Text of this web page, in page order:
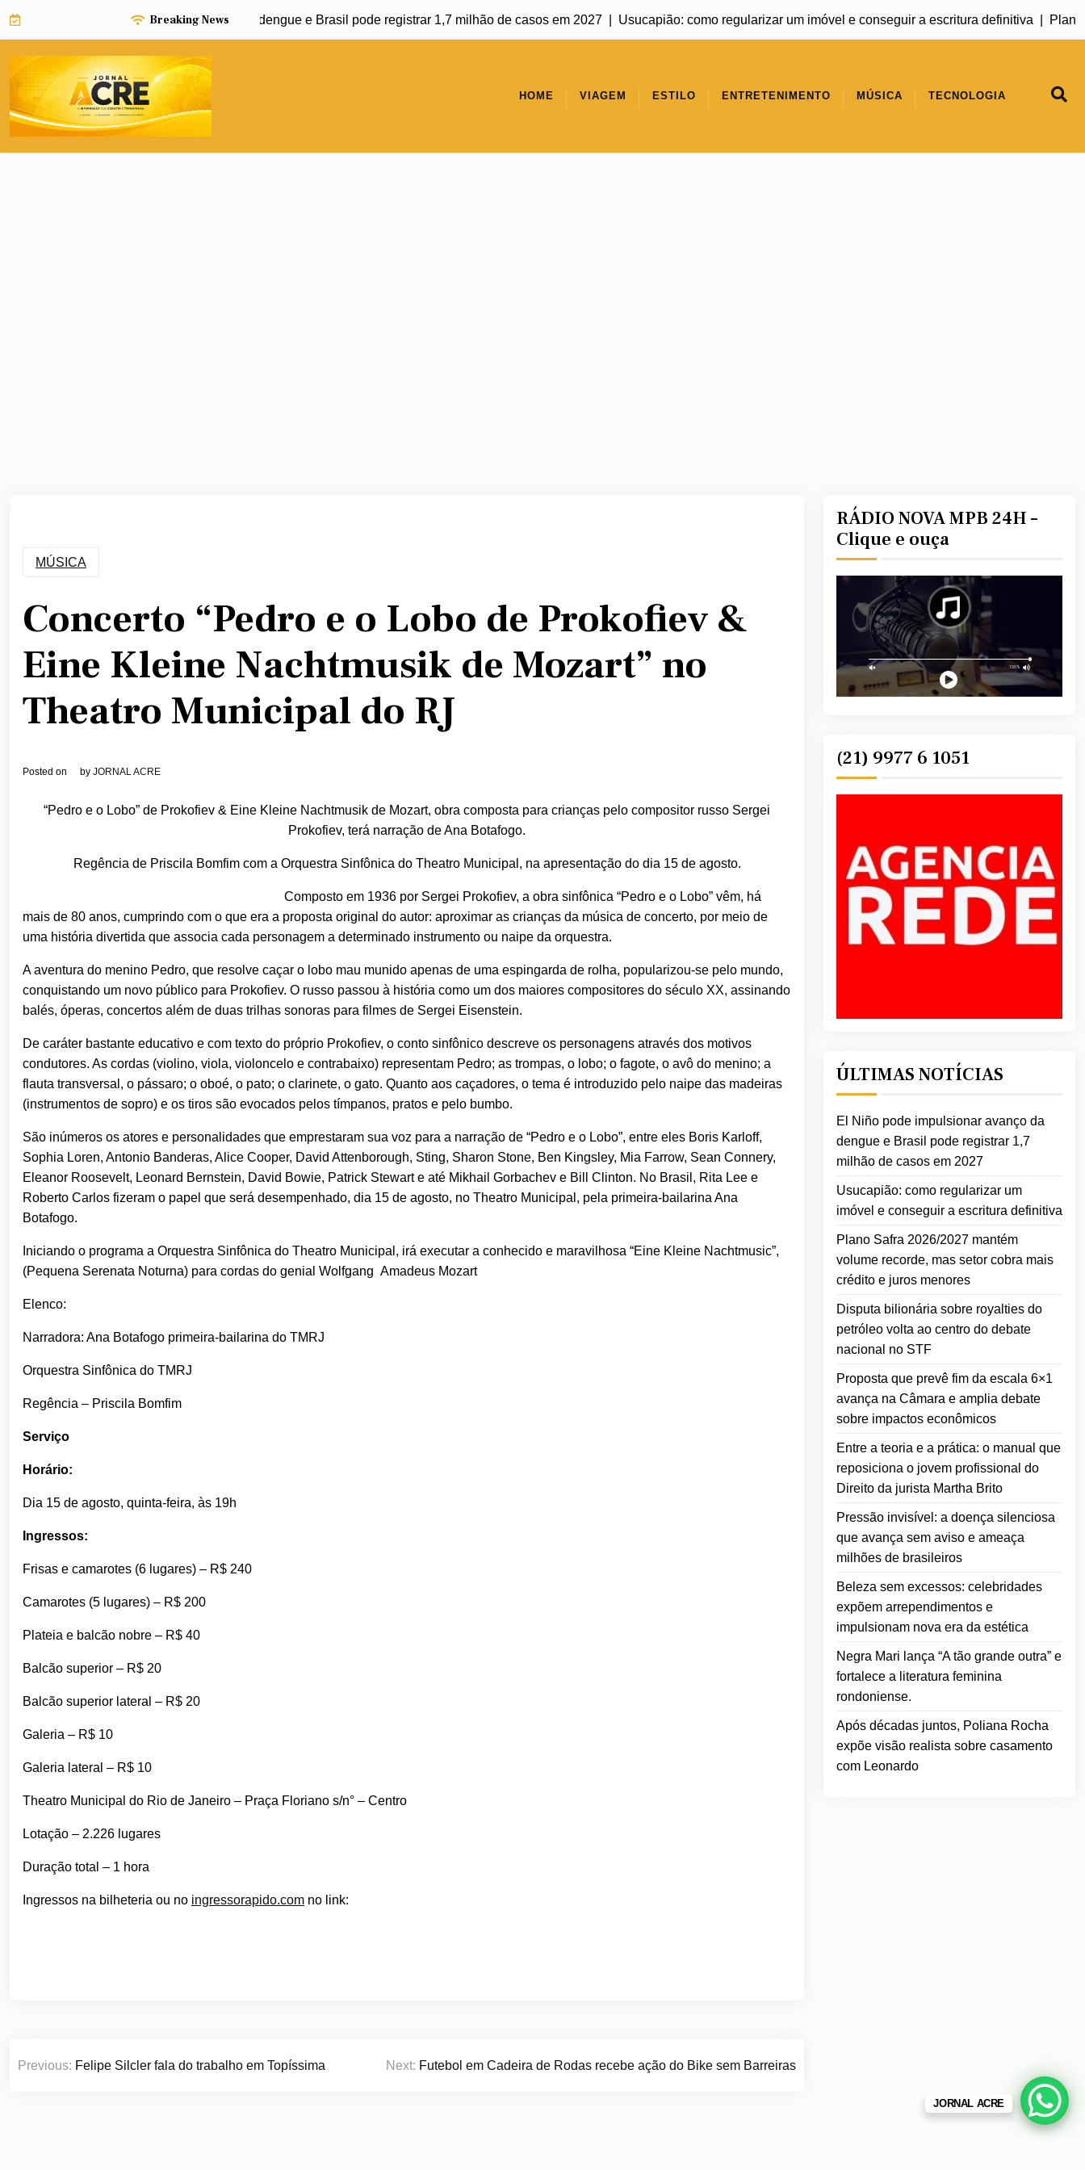
Breaking News
El Niño pode impulsionar avanço da dengue e Brasil pode registrar 1,7 milhão de casos em 2027 |Usucapião: como regularizar um imóvel e conseguir a escritura definitiva |Plano
HOME VIAGEM ESTILO ENTRETENIMENTO MÚSICA TECNOLOGIA
MÚSICA
Concerto “Pedro e o Lobo de Prokofiev &
Eine Kleine Nachtmusik de Mozart” no
Theatro Municipal do RJ
Posted on by JORNAL ACRE
“Pedro e o Lobo” de Prokofiev & Eine Kleine Nachtmusik de Mozart, obra composta para crianças pelo compositor russo Sergei
Prokofiev, terá narração de Ana Botafogo.
Regência de Priscila Bomfim com a Orquestra Sinfônica do Theatro Municipal, na apresentação do dia 15 de agosto.
Composto em 1936 por Sergei Prokofiev, a obra sinfônica “Pedro e o Lobo” vêm, há
mais de 80 anos, cumprindo com o que era a proposta original do autor: aproximar as crianças da música de concerto, por meio de
uma história divertida que associa cada personagem a determinado instrumento ou naipe da orquestra.
A aventura do menino Pedro, que resolve caçar o lobo mau munido apenas de uma espingarda de rolha, popularizou-se pelo mundo,
conquistando um novo público para Prokofiev. O russo passou à história como um dos maiores compositores do século XX, assinando
balés, óperas, concertos além de duas trilhas sonoras para filmes de Sergei Eisenstein.
De caráter bastante educativo e com texto do próprio Prokofiev, o conto sinfônico descreve os personagens através dos motivos
condutores. As cordas (violino, viola, violoncelo e contrabaixo) representam Pedro; as trompas, o lobo; o fagote, o avô do menino; a
flauta transversal, o pássaro; o oboé, o pato; o clarinete, o gato. Quanto aos caçadores, o tema é introduzido pelo naipe das madeiras
(instrumentos de sopro) e os tiros são evocados pelos tímpanos, pratos e pelo bumbo.
São inúmeros os atores e personalidades que emprestaram sua voz para a narração de “Pedro e o Lobo”, entre eles Boris Karloff,
Sophia Loren, Antonio Banderas, Alice Cooper, David Attenborough, Sting, Sharon Stone, Ben Kingsley, Mia Farrow, Sean Connery,
Eleanor Roosevelt, Leonard Bernstein, David Bowie, Patrick Stewart e até Mikhail Gorbachev e Bill Clinton. No Brasil, Rita Lee e
Roberto Carlos fizeram o papel que será desempenhado, dia 15 de agosto, no Theatro Municipal, pela primeira-bailarina Ana
Botafogo.
Iniciando o programa a Orquestra Sinfônica do Theatro Municipal, irá executar a conhecido e maravilhosa “Eine Kleine Nachtmusic”,
(Pequena Serenata Noturna) para cordas do genial Wolfgang Amadeus Mozart
Elenco:
Narradora: Ana Botafogo primeira-bailarina do TMRJ
Orquestra Sinfônica do TMRJ
Regência – Priscila Bomfim
Serviço
Horário:
Dia 15 de agosto, quinta-feira, às 19h
Ingressos:
Frisas e camarotes (6 lugares) – R$ 240
Camarotes (5 lugares) – R$ 200
Plateia e balcão nobre – R$ 40
Balcão superior – R$ 20
Balcão superior lateral – R$ 20
Galeria – R$ 10
Galeria lateral – R$ 10
Theatro Municipal do Rio de Janeiro – Praça Floriano s/n° – Centro
Lotação – 2.226 lugares
Duração total – 1 hora
Ingressos na bilheteria ou no ingressorapido.com no link:
de
Previous: Felipe Silcler fala do trabalho em Topíssima Next: Futebol em Cadeira de Rodas recebe ação do Bike sem Barreiras
RÁDIO NOVA MPB 24H –
Clique e ouça
(21) 9977 6 1051
ÚLTIMAS NOTÍCIAS
El Niño pode impulsionar avanço da
dengue e Brasil pode registrar 1,7
milhão de casos em 2027
Usucapião: como regularizar um
imóvel e conseguir a escritura definitiva
Plano Safra 2026/2027 mantém
volume recorde, mas setor cobra mais
crédito e juros menores
Disputa bilionária sobre royalties do
petróleo volta ao centro do debate
nacional no STF
Proposta que prevê fim da escala 6×1
avança na Câmara e amplia debate
sobre impactos econômicos
Entre a teoria e a prática: o manual que
reposiciona o jovem profissional do
Direito da jurista Martha Brito
Pressão invisível: a doença silenciosa
que avança sem aviso e ameaça
milhões de brasileiros
Beleza sem excessos: celebridades
expõem arrependimentos e
impulsionam nova era da estética
Negra Mari lança “A tão grande outra” e
fortalece a literatura feminina
rondoniense.
Após décadas juntos, Poliana Rocha
expõe visão realista sobre casamento
com Leonardo
JORNAL ACRE